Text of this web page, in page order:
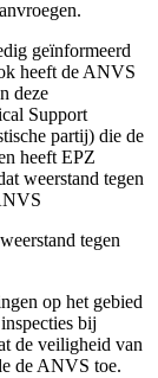
geïnformeerd
heeft de ANVS
deze
Support
partij) die de
heeft EPZ
weerstand tegen
tegen
op het gebied
bij
de veiligheid van
de ANVS toe.